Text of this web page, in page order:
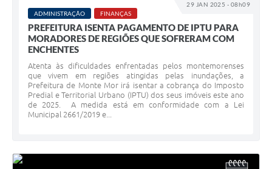
29 JAN 2025 - 08h09
ADMINISTRAÇÃO FINANÇAS
PREFEITURA ISENTA PAGAMENTO DE IPTU PARA
MORADORES DE REGIÕES QUE SOFRERAM COM
ENCHENTES
Atenta às dificuldades enfrentadas pelos montemorenses
que vivem em regiões atingidas pelas inundações, a
Prefeitura de Monte Mor irá isentar a cobrança do Imposto
Predial e Territorial Urbano (IPTU) dos seus imóveis este ano
de 2025. A medida está em conformidade com a Lei
Municipal 2661/2019 e...